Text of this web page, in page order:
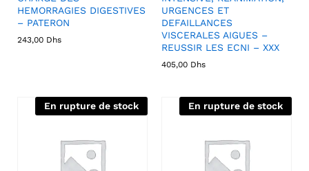
HEMORRAGIES DIGESTIVES
– PATERON
243,00 Dhs
URGENCES ET
DEFAILLANCES
VISCERALES AIGUES –
REUSSIR LES ECNI – XXX
405,00 Dhs
En rupture de stock En rupture de stock